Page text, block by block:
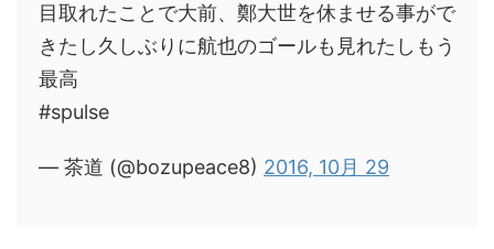
目取れたことで大前、鄭大世を休ませる事がで
きたし久しぶりに航也のゴールも見れたしもう
最高
#spulse
— 茶道 (@bozupeace8) 2016, 10月 29